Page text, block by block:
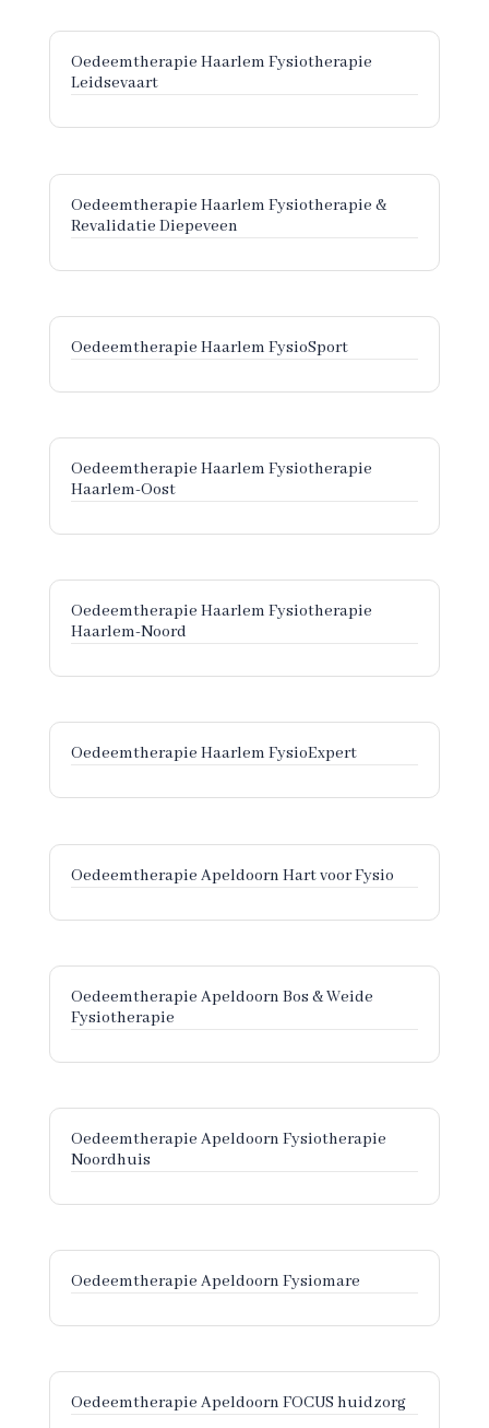
Oedeemtherapie Haarlem Fysiotherapie
Leidsevaart
Oedeemtherapie Haarlem Fysiotherapie &
Revalidatie Diepeveen
Oedeemtherapie Haarlem FysioSport
Oedeemtherapie Haarlem Fysiotherapie
Haarlem-Oost
Oedeemtherapie Haarlem Fysiotherapie
Haarlem-Noord
Oedeemtherapie Haarlem FysioExpert
Oedeemtherapie Apeldoorn Hart voor Fysio
Oedeemtherapie Apeldoorn Bos & Weide
Fysiotherapie
Oedeemtherapie Apeldoorn Fysiotherapie
Noordhuis
Oedeemtherapie Apeldoorn Fysiomare
Oedeemtherapie Apeldoorn FOCUS huidzorg